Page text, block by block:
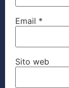
Email *
Sito web